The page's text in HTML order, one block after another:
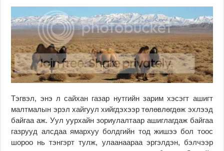
Тэгвэл, энэ л сайхан газар нутгийн зарим хэсэгт ашигт
малтмалын эрэл хайгуул хийгдэхээр төлөвлөгдөж эхлээд
байгаа аж. Уул уурхайн зориулалтаар ашиглагдаж байгаа
газрууд алсдаа ямархуу болдгийн тод жишээ бол тоос
шороо нь тэнгэрт тулж, улаанаараа эргэлдэн, бэлчээр